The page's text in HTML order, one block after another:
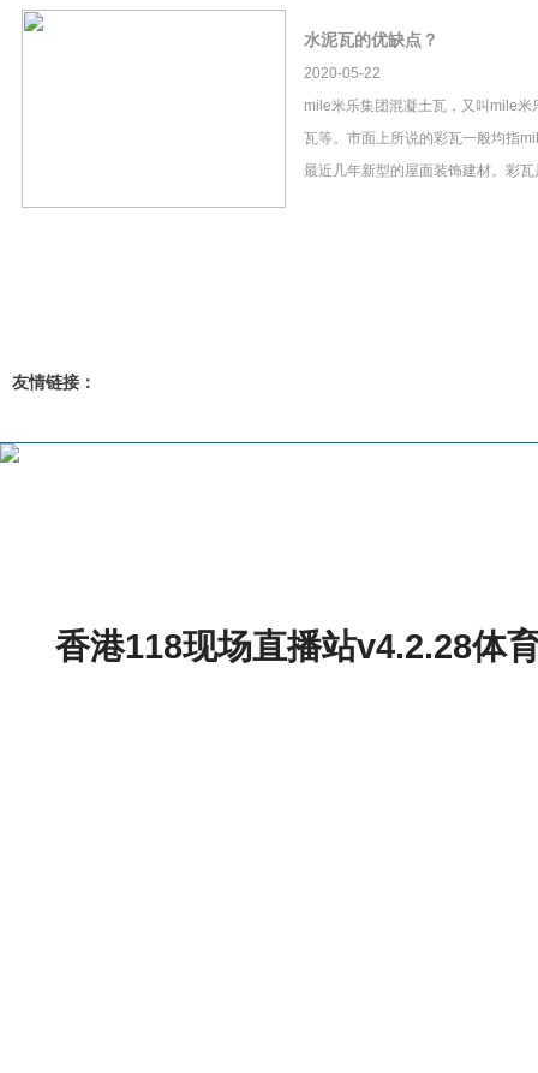
水泥瓦的优缺点？
2020-05-22
mile米乐集团混凝土瓦，又叫mile米
瓦等。市面上所说的彩瓦一般均指
最近几年新型的屋面装饰建材。彩
友情链接：
香港118现场直播站v4.2.28体